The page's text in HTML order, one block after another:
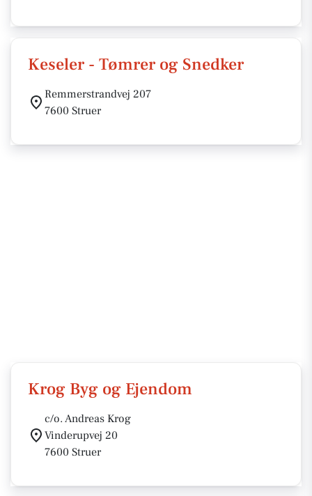
Keseler - Tømrer og Snedker
Remmerstrandvej 207
7600 Struer
Krog Byg og Ejendom
c/o. Andreas Krog
Vinderupvej 20
7600 Struer